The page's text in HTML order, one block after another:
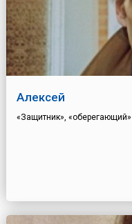
Алексей
«Защитник», «оберегающий»